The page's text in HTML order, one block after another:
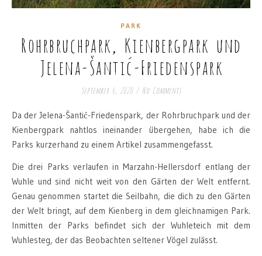
PARK
Rohrbruchpark, Kienbergpark und
Jelena-Šantić-Friedenspark
September 6, 2020 / No Comments
Da der Jelena-Šantić-Friedenspark, der Rohrbruchpark und der
Kienbergpark nahtlos ineinander übergehen, habe ich die
Parks kurzerhand zu einem Artikel zusammengefasst.
Die drei Parks verlaufen in Marzahn-Hellersdorf entlang der
Wuhle und sind nicht weit von den Gärten der Welt entfernt.
Genau genommen startet die Seilbahn, die dich zu den Gärten
der Welt bringt, auf dem Kienberg in dem gleichnamigen Park.
Inmitten der Parks befindet sich der Wuhleteich mit dem
Wuhlesteg, der das Beobachten seltener Vögel zulässt.